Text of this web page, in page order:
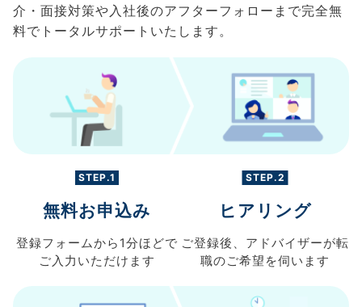
介・面接対策や入社後のアフターフォローまで完全無
料でトータルサポートいたします。
STEP.1
無料お申込み
登録フォームから 1分ほどで
ご入力 いただけます
STEP.2
ヒアリング
ご登録後、 アドバイザーが転
職のご希望を伺います